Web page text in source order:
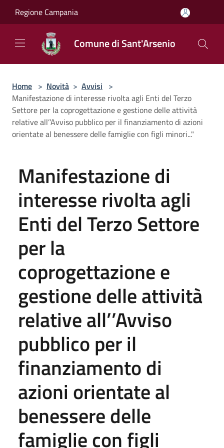
Regione Campania
Comune di Sant'Arsenio
Home > Novità > Avvisi >
Manifestazione di interesse rivolta agli Enti del Terzo
Settore per la coprogettazione e gestione delle attività
relative all’’Avviso pubblico per il finanziamento di azioni
orientate al benessere delle famiglie con figli minori..."
Manifestazione di
interesse rivolta agli
Enti del Terzo Settore
per la
coprogettazione e
gestione delle attività
relative all’’Avviso
pubblico per il
finanziamento di
azioni orientate al
benessere delle
famiglie con figli